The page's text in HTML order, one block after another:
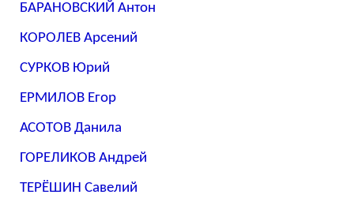
БАРАНОВСКИЙ Антон
КОРОЛЕВ Арсений
СУРКОВ Юрий
ЕРМИЛОВ Егор
АСОТОВ Данила
ГОРЕЛИКОВ Андрей
ТЕРЁШИН Савелий